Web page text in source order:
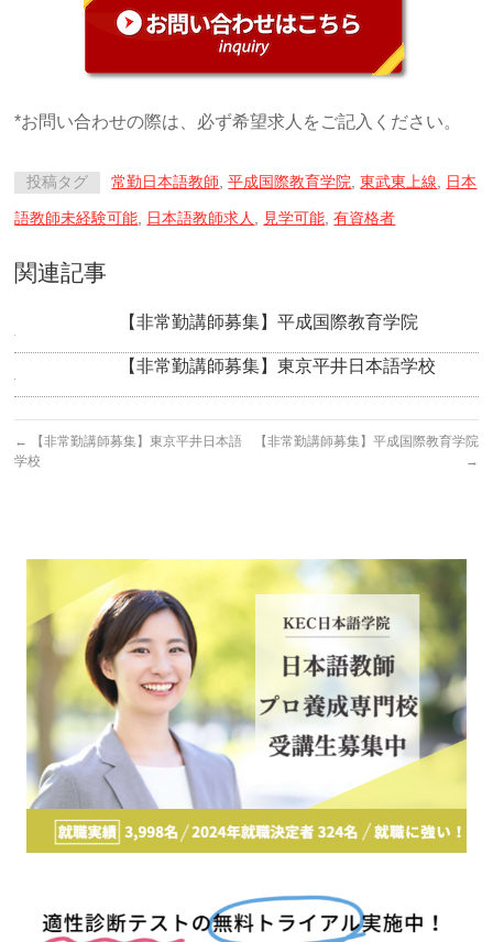
*お問い合わせの際は、必ず希望求人をご記入ください。
投稿タグ 常勤日本語教師,平成国際教育学院,東武東上線, 日本
語教師未経験可能, 日本語教師求人 , 見学可能,有資格者
関連記事
【非常勤講師募集】平成国際教育学院
【非常勤講師募集】東京平井日本語学校
←
【非常勤講師募集】東京平井日本語
学校
【非常勤講師募集】平成国際教育学院
→